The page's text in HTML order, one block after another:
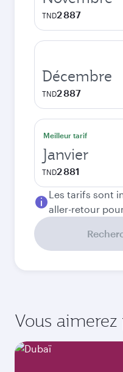
TND2 887
Décembre
TND2 887
Meilleur tarif
Janvier
TND2 881
Les tarifs sont
aller-retour
Vous